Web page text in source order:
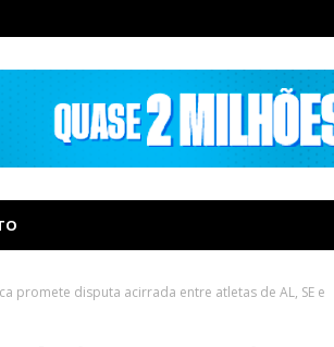
promete disputa acirrada entre atletas de AL, SE e